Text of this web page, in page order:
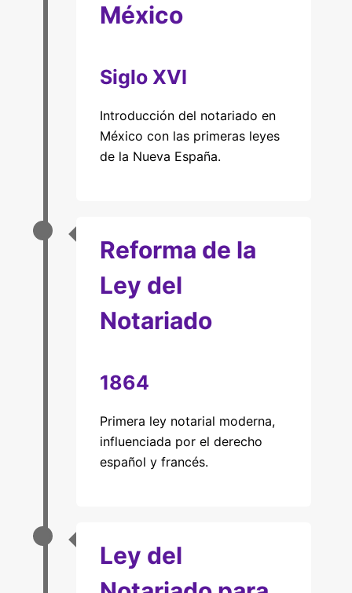
México
Siglo XVI
Introducción del notariado en
México con las primeras leyes
de la Nueva España.
Reforma de la
Ley del
Notariado
1864
Primera ley notarial moderna,
influenciada por el derecho
español y francés.
Ley del